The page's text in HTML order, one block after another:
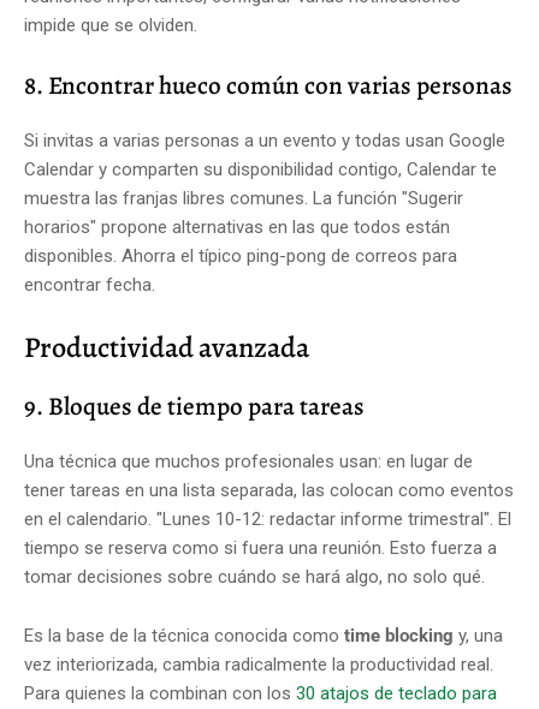
impide que se olviden.
8. Encontrar hueco común con varias personas
Si invitas a varias personas a un evento y todas usan Google
Calendar y comparten su disponibilidad contigo, Calendar te
muestra las franjas libres comunes. La función "Sugerir
horarios" propone alternativas en las que todos están
disponibles. Ahorra el típico ping-pong de correos para
encontrar fecha.
Productividad avanzada
9. Bloques de tiempo para tareas
Una técnica que muchos profesionales usan: en lugar de
tener tareas en una lista separada, las colocan como eventos
en el calendario. "Lunes 10-12: redactar informe trimestral". El
tiempo se reserva como si fuera una reunión. Esto fuerza a
tomar decisiones sobre cuándo se hará algo, no solo qué.
Es la base de la técnica conocida como time blocking y, una
vez interiorizada, cambia radicalmente la productividad real.
Para quienes la combinan con los 30 atajos de teclado para